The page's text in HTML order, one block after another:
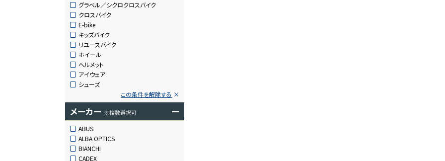
グラベル／シクロクロスバイク
クロスバイク
E-bike
キッズバイク
リユースバイク
ホイール
ヘルメット
アイウェア
シューズ
この条件を解除する
メーカー ※複数選択可 ー
ABUS
ALBA OPTICS
BIANCHI
CADEX